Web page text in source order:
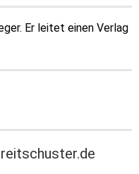
Er leitet einen Verlag